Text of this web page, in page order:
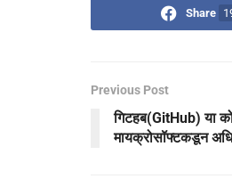
Share
Previous Post
गिटहब(GitHub) या
मायक्रोसॉफ्टकडून